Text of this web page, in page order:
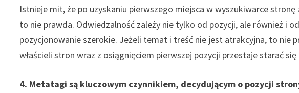
Istnieje mit, że po uzyskaniu pierwszego miejsca w wyszukiwarce
to nie prawda. Odwiedzalność zależy nie tylko od pozycji, ale również i
pozycjonowanie szerokie. Jeżeli temat i treść nie jest atrakcyjna, to nie
właścieli stron wraz z osiągnięciem pierwszej pozycji przestaje starać
4. Metatagi są kluczowym czynnikiem, decydującym o pozycji